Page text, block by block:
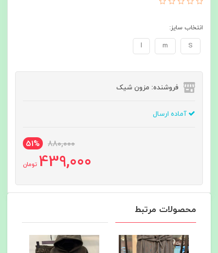
انتخاب سایز:
S
m
l
فروشنده: مزون شیک
آماده ارسال
880,000
51%
439,000 تومان
محصولات مرتبط